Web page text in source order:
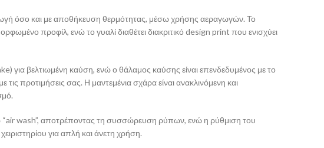
όσο και με αποθήκευση θερμότητας, μέσω χρήσης αεραγωγών. Το
προφίλ, ενώ το γυαλί διαθέτει διακριτικό design print που ενισχύει
για βελτιωμένη καύση, ενώ ο θάλαμος καύσης είναι επενδεδυμένος με το
προτιμήσεις σας. Η μαντεμένια σχάρα είναι ανακλινόμενη και
“air wash”, αποτρέποντας τη συσσώρευση ρύπων, ενώ η ρύθμιση του
για απλή και άνετη χρήση.